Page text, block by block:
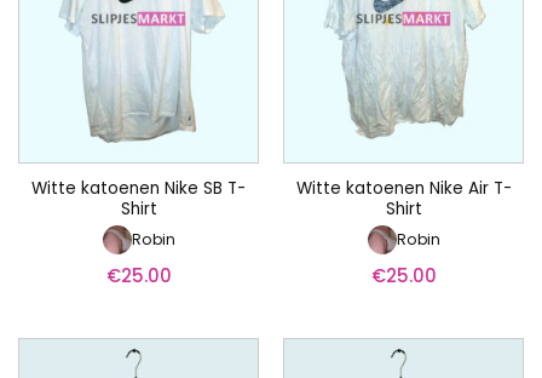
Witte katoenen Nike SB T-
Shirt
Robin
€25.00
Witte katoenen Nike Air T-
Shirt
Robin
€25.00